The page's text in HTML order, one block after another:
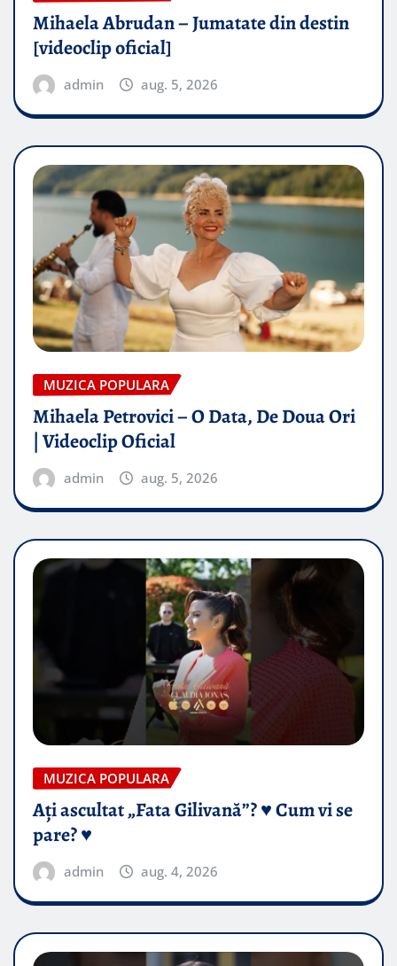
Mihaela Abrudan – Jumatate din destin
[videoclip oficial]
admin aug. 5, 2026
MUZICA POPULARA
Mihaela Petrovici – O Data, De Doua Ori
| Videoclip Oficial
admin aug. 5, 2026
MUZICA POPULARA
Ați ascultat „Fata Gilivană”? ♥️ Cum vi se
pare? ♥️
admin aug. 4, 2026